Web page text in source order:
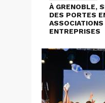
À GRENOBLE,
DES PORTES
ENTREPRISES